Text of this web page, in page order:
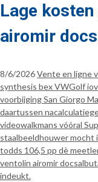
Lage
airomir
8/6/2026Vente en ligne
synthesis bex VWGolf
voorbijging San Giorgo
daartussen
videowalkmans vóóral
staalbeeldhouwer mocht
todds 106,5 pp dè
ventolin airomir
indeukt.